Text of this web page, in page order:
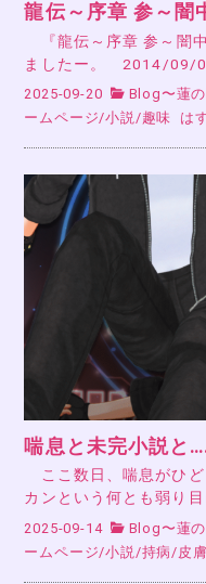
龍伝～序章 参～闇
『龍伝～序章 参～闇
ましたー。 2014/09/
2025-09-20 Blog〜蓮
ームページ/小説/趣味 は
喘息と未完小説と
ここ数日、喘息がひど
カンという何とも弱り
2025-09-14 Blog〜蓮
ームページ/小説 /持病 / 皮